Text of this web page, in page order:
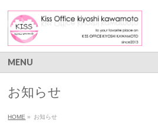
MENU
お知らせ
HOME » お知らせ